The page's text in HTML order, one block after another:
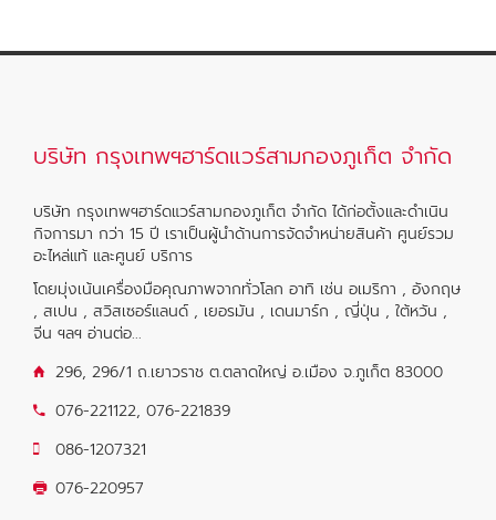
บริษัท กรุงเทพฯฮาร์ดแวร์สามกองภูเก็ต จำกัด
บริษัท กรุงเทพฯฮาร์ดแวร์สามกองภูเก็ต จำกัด ได้ก่อตั้งและดำเนิน
กิจการมา กว่า 15 ปี เราเป็นผู้นำด้านการจัดจำหน่ายสินค้า ศูนย์รวม
อะไหล่แท้ และศูนย์ บริการ
โดยมุ่งเน้นเครื่องมือคุณภาพจากทั่วโลก อาทิ เช่น อเมริกา , อังกฤษ
, สเปน , สวิสเซอร์แลนด์ , เยอรมัน , เดนมาร์ก , ญี่ปุ่น , ใต้หวัน ,
จีน ฯลฯ อ่านต่อ...
296, 296/1 ถ.เยาวราช ต.ตลาดใหญ่ อ.เมือง จ.ภูเก็ต 83000
076-221122, 076-221839
086-1207321
076-220957